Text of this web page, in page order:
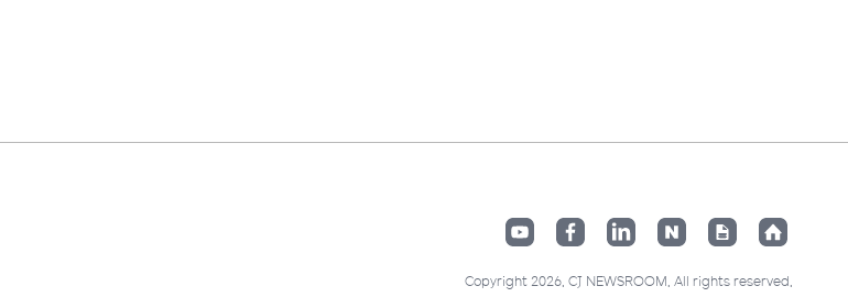
Copyright 2026. CJ NEWSROOM. All rights reserved.